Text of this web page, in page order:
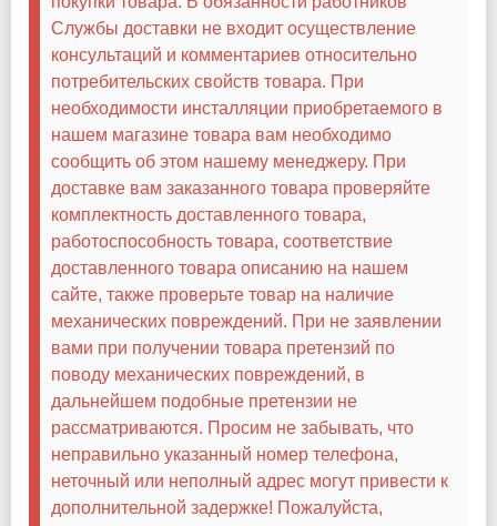
Службы доставки не входит осуществление
консультаций и комментариев относительно
потребительских свойств товара. При
необходимости инсталляции приобретаемого в
нашем магазине товара вам необходимо
сообщить об этом нашему менеджеру. При
доставке вам заказанного товара проверяйте
комплектность доставленного товара,
работоспособность товара, соответствие
доставленного товара описанию на нашем
сайте, также проверьте товар на наличие
механических повреждений. При не заявлении
вами при получении товара претензий по
поводу механических повреждений, в
дальнейшем подобные претензии не
рассматриваются. Просим не забывать, что
неправильно указанный номер телефона,
неточный или неполный адрес могут привести к
дополнительной задержке! Пожалуйста,